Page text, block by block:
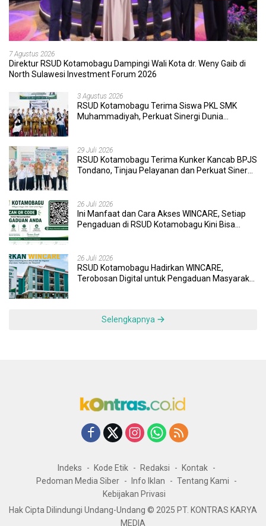
7 Agustus 2026
Direktur RSUD Kotamobagu Dampingi Wali Kota dr. Weny Gaib di
North Sulawesi Investment Forum 2026
3 Agustus 2026
RSUD Kotamobagu Terima Siswa PKL SMK
Muhammadiyah, Perkuat Sinergi Dunia
29 Juli 2026
RSUD Kotamobagu Terima Kunker Kancab BPJS
Tondano, Tinjau Pelayanan dan Perkuat Sinergi
26 Juli 2026
Ini Manfaat dan Cara Akses WINCARE, Setiap
Pengaduan di RSUD Kotamobagu Kini Bisa
26 Juli 2026
RSUD Kotamobagu Hadirkan WINCARE,
Terobosan Digital untuk Pengaduan Masyarakat
Selengkapnya
Indeks Kode Etik Redaksi
Kontak
Pedoman Media Siber
Info Iklan
Tentang Kami
Kebijakan Privasi
Hak Cipta Dilindungi Undang-Undang © 2025 PT. KONTRAS KARYA
MEDIA